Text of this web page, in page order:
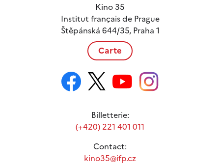
Kino 35
Institut français de Prague
Štěpánská 644/35, Praha 1
Carte
Billetterie:
(+420) 221 401 011
Contact:
kino35@ifp.cz